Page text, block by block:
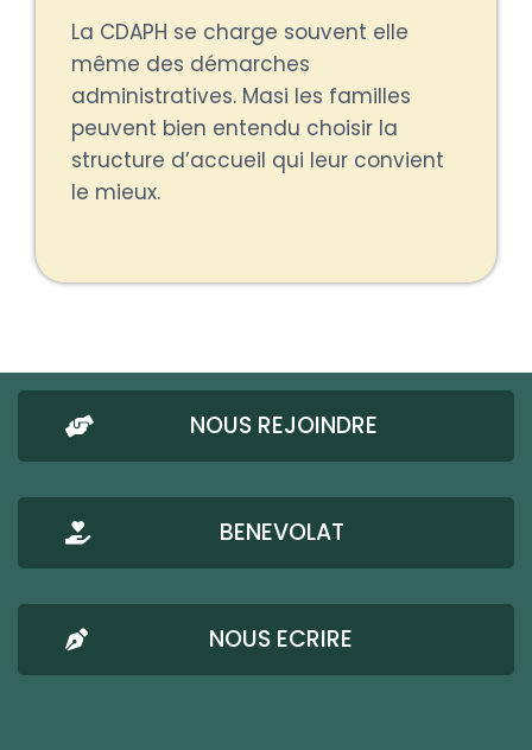
La CDAPH se charge souvent elle
même des démarches
administratives. Masi les familles
peuvent bien entendu choisir la
structure d’accueil qui leur convient
le mieux.
NOUS REJOINDRE
BENEVOLAT
NOUS ECRIRE